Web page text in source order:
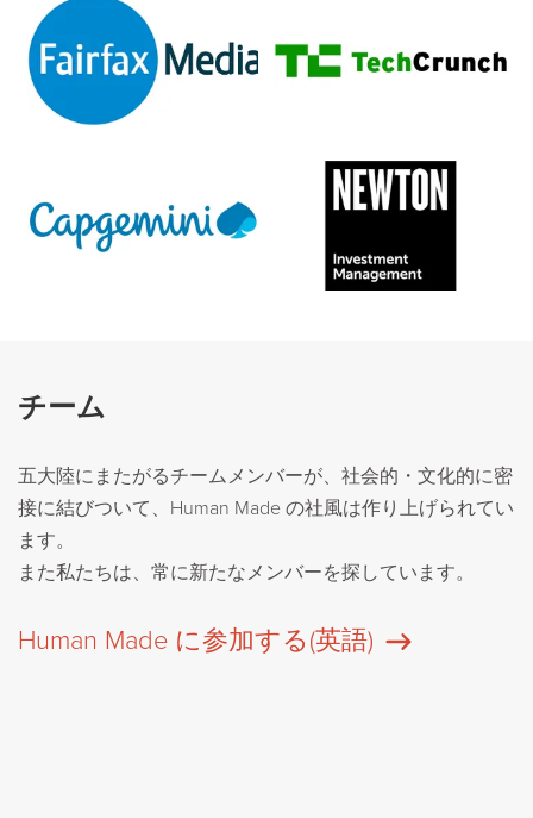
チーム
五大陸にまたがるチームメンバーが、社会的・文化的に密
接に結びついて、Human Made の社風は作り上げられてい
ます。
また私たちは、常に新たなメンバーを探しています。
Human Made に参加する(英語)